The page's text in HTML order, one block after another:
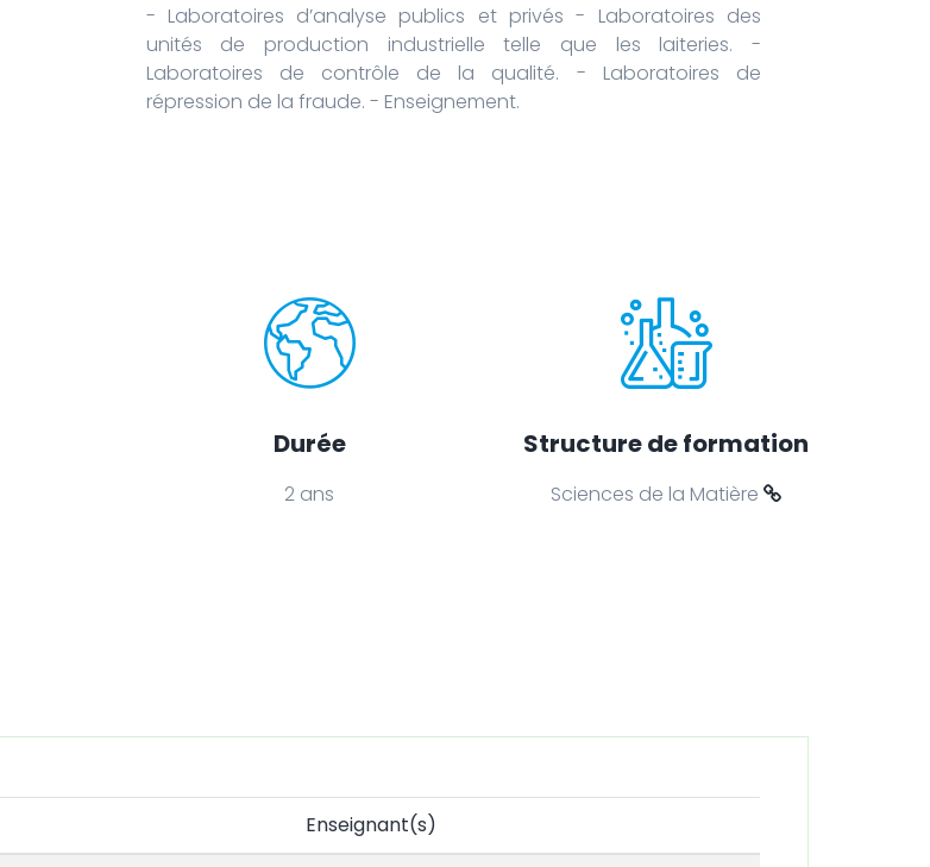
- Laboratoires d’analyse publics et privés - Laboratoires des
unités de production industrielle telle que les laiteries. -
Laboratoires de contrôle de la qualité. - Laboratoires de
répression de la fraude. - Enseignement.
Durée
2 ans
Structure de formation
Sciences de la Matière
Enseignant(s)